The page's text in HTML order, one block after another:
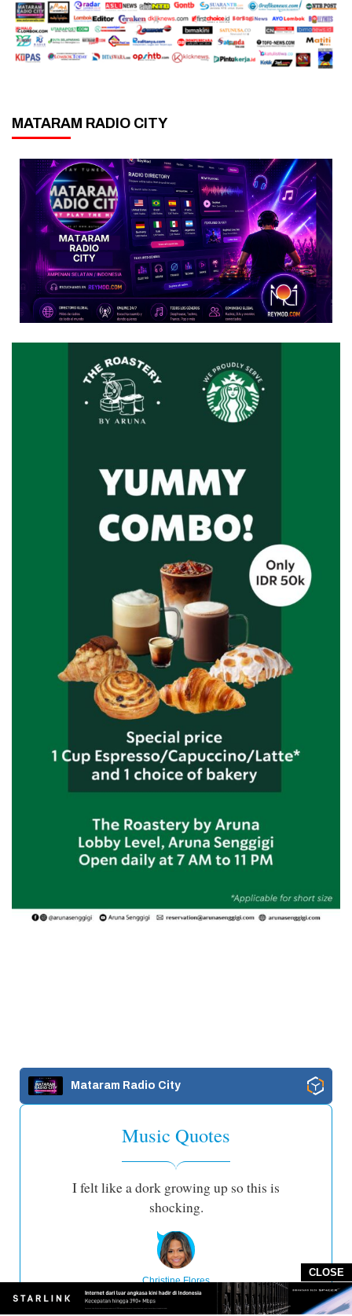
CLOSE
MATARAM RADIO CITY
Mataram Radio City
Music Quotes
I felt like a dork growing up so this is
shocking.
Christine Flores